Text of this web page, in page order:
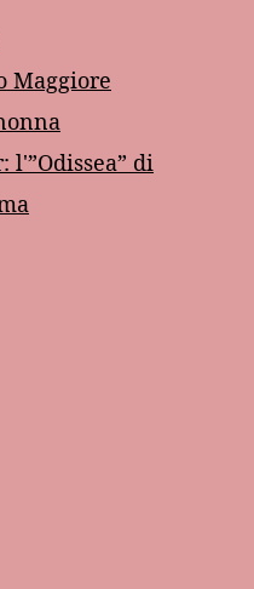
Maggiore
l'”Odissea” di